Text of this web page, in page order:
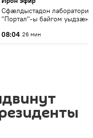
Сфæлдыстадон лаборатори
"Портал"-ы байгом уыдзæн
Æхсары куыстыты равдыст
08:04 26 мин